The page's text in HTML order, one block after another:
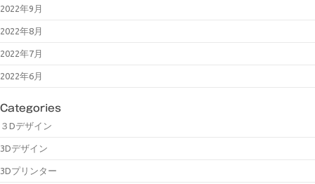
2022年9月
2022年8月
2022年7月
2022年6月
Categories
３Dデザイン
3Dデザイン
3Dプリンター